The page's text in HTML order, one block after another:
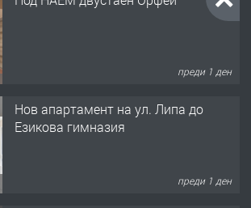
преди 1 ден
🔑 ОБЗАВЕДЕНА ГАРСОНИЕРА ПОД
НАЕМ В КВ. „ОРФЕЙ“ – ДО
преди 2 дни